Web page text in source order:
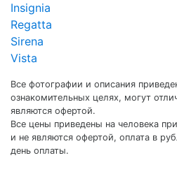
Insignia
Regatta
Sirena
Vista
Все фотографии и описания
ознакомительных целях, могут
являются офертой.
Все цены приведены на человека
и не являются офертой, оплата в
день оплаты.